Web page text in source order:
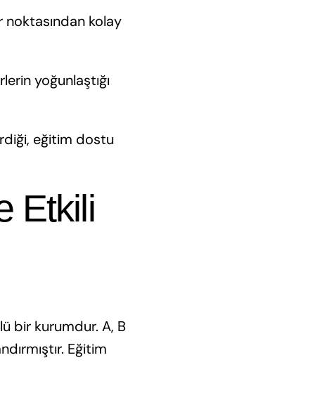
noktasından kolay
yoğunlaştığı
eğitim dostu
Etkili
bir kurumdur. A, B
Eğitim